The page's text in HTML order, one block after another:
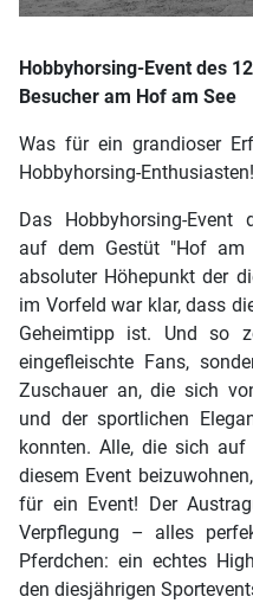
Hobbyhorsing-Event des
Besucher am Hof am See
Was für ein grandioser
Hobbyhorsing-Enthusiasten!
Das Hobbyhorsing-Event
auf dem Gestüt "Hof am
absoluter Höhepunkt der
im Vorfeld war klar, dass
Geheimtipp ist. Und so
eingefleischte Fans,
Zuschauer an, die sich
und der sportlichen
konnten. Alle, die sich
diesem Event
für ein Event! Der
Verpflegung – alles
Pferdchen: ein echtes
den diesjährigen